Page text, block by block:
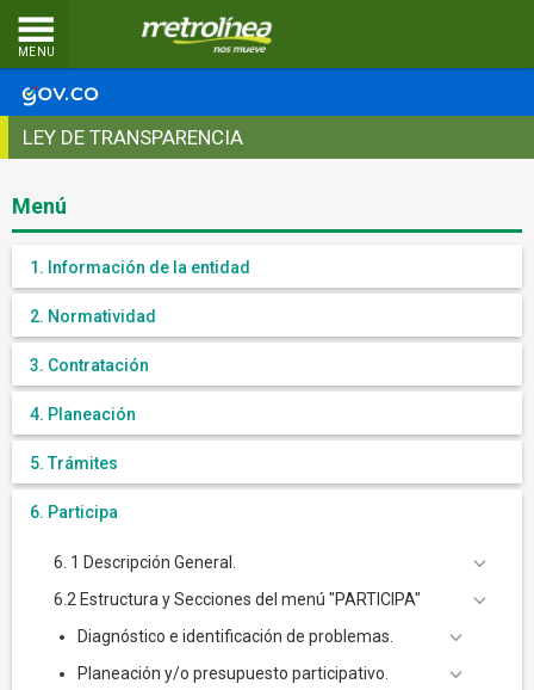
MENU
LEY DE TRANSPARENCIA
Menú
1. Información de la entidad
2. Normatividad
3. Contratación
4. Planeación
5. Trámites
6. Participa
6. 1 Descripción General.
6.2 Estructura y Secciones del menú "PARTICIPA"
Diagnóstico e identificación de problemas.
Planeación y/o presupuesto participativo.